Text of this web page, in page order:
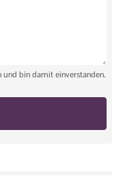
und bin damit einverstanden.